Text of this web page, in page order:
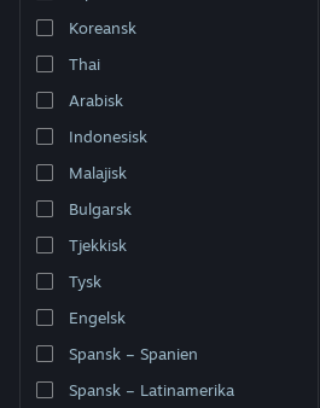
Hent Steam-mobilappen
Vis desktop-webside
Koreansk
Thai
Arabisk
Indonesisk
Malajisk
Bulgarsk
Tjekkisk
Tysk
Engelsk
Spansk – Spanien
Spansk – Latinamerika